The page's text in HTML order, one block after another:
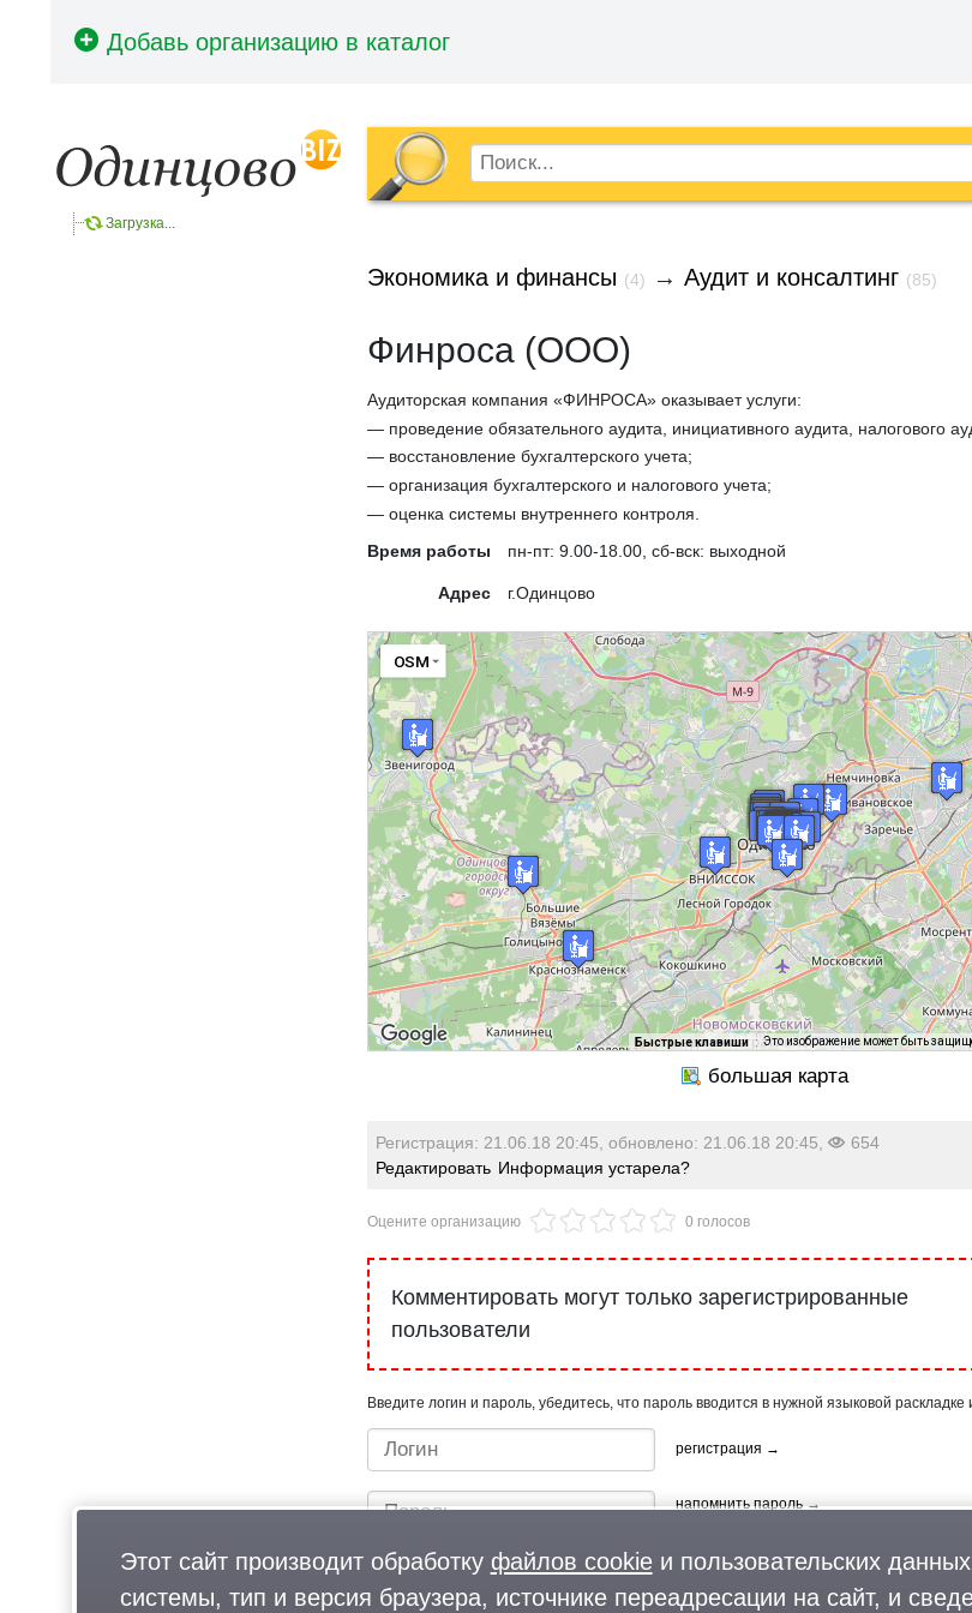
Загрузка...
Экономика и финансы (4) → Аудит и консалтинг (85)
Финроса (ООО)
Аудиторская компания «ФИНРОСА» оказывает услуги:
— проведение обязательного аудита, инициативного аудита, налогового
— восстановление бухгалтерского учета;
— организация бухгалтерского и налогового учета;
— оценка системы внутреннего контроля.
Время работы
пн-пт: 9.00-18.00, сб-вск: выходной
Адрес г.Одинцово
OSM
Быстрые клавиши Это изображение может быть
Регистрация: 21.06.18 20:45, обновлено: 21.06.18 20:45,
654
Редактировать Информация устарела?
Оцените организацию 0 голосов
Комментировать могут только зарегистрированные
пользователи
Введите логин и пароль, убедитесь, что пароль вводится в нужной языковой раскладке
регистрация →
напомнить пароль →
Этот сайт производит обработку файлов cookieи пользовательских
системы, тип и версия браузера, источнике переадресации на сайт, и